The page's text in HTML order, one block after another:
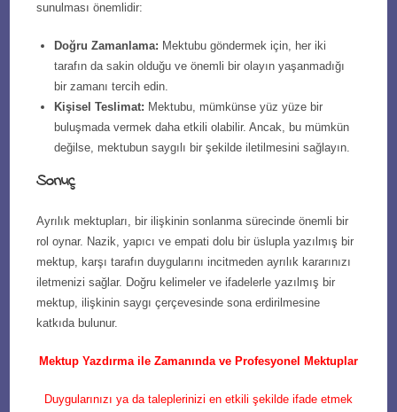
sunulması önemlidir:
Doğru Zamanlama: Mektubu göndermek için, her iki
tarafın da sakin olduğu ve önemli bir olayın yaşanmadığı
bir zamanı tercih edin.
Kişisel Teslimat: Mektubu, mümkünse yüz yüze bir
buluşmada vermek daha etkili olabilir. Ancak, bu mümkün
değilse, mektubun saygılı bir şekilde iletilmesini sağlayın.
Sonuç
Ayrılık mektupları, bir ilişkinin sonlanma sürecinde önemli bir
rol oynar. Nazik, yapıcı ve empati dolu bir üslupla yazılmış bir
mektup, karşı tarafın duygularını incitmeden ayrılık kararınızı
iletmenizi sağlar. Doğru kelimeler ve ifadelerle yazılmış bir
mektup, ilişkinin saygı çerçevesinde sona erdirilmesine
katkıda bulunur.
Mektup Yazdırma ile Zamanında ve Profesyonel Mektuplar
Duygularınızı ya da taleplerinizi en etkili şekilde ifade etmek